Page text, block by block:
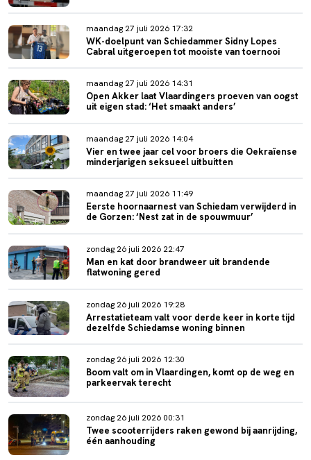
maandag 27 juli 2026 17:32
WK-doelpunt van Schiedammer Sidny Lopes
Cabral uitgeroepen tot mooiste van toernooi
maandag 27 juli 2026 14:31
Open Akker laat Vlaardingers proeven van oogst
uit eigen stad: ‘Het smaakt anders’
maandag 27 juli 2026 14:04
Vier en twee jaar cel voor broers die Oekraïense
minderjarigen seksueel uitbuitten
maandag 27 juli 2026 11:49
Eerste hoornaarnest van Schiedam verwijderd in
de Gorzen: ‘Nest zat in de spouwmuur’
zondag 26 juli 2026 22:47
Man en kat door brandweer uit brandende
flatwoning gered
zondag 26 juli 2026 19:28
Arrestatieteam valt voor derde keer in korte tijd
dezelfde Schiedamse woning binnen
zondag 26 juli 2026 12:30
Boom valt om in Vlaardingen, komt op de weg en
parkeervak terecht
zondag 26 juli 2026 00:31
Twee scooterrijders raken gewond bij aanrijding,
één aanhouding